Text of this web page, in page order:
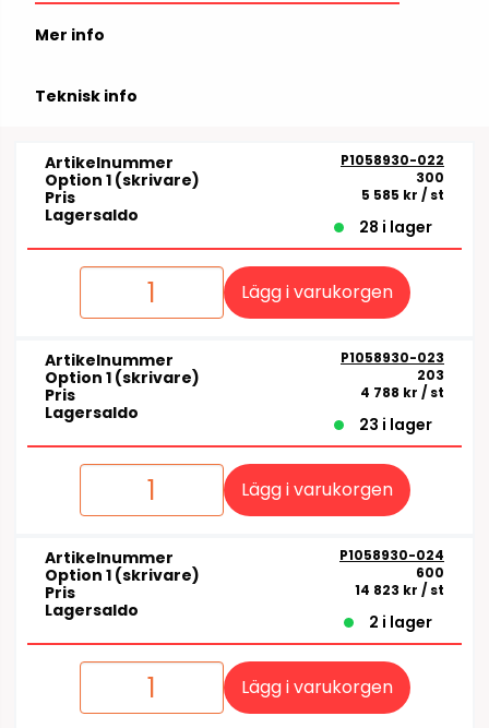
Mer info
Teknisk info
Artikelnummer P1058930-022
Option 1 (skrivare) 300
Pris 5 585 kr / st
Lagersaldo
28 i lager
Lägg i varukorgen
Artikelnummer P1058930-023
Option 1 (skrivare) 203
Pris 4 788 kr / st
Lagersaldo
23 i lager
Lägg i varukorgen
Artikelnummer P1058930-024
Option 1 (skrivare) 600
Pris 14 823 kr / st
Lagersaldo
2 i lager
Lägg i varukorgen